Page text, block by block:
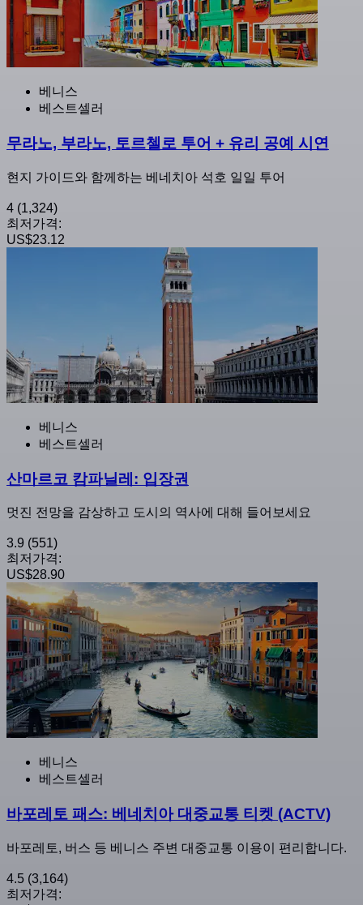
베니스
베스트셀러
무라노, 부라노, 토르첼로 투어 + 유리 공예 시연
현지 가이드와 함께하는 베네치아 석호 일일 투어
4 (1,324)
최저가격:
US$23.12
베니스
베스트셀러
산마르코 캄파닐레: 입장권
멋진 전망을 감상하고 도시의 역사에 대해 들어보세요
3.9 (551)
최저가격:
US$28.90
베니스
베스트셀러
바포레토 패스: 베네치아 대중교통 티켓 (ACTV)
바포레토, 버스 등 베니스 주변 대중교통 이용이 편리합니다.
4.5 (3,164)
최저가격: